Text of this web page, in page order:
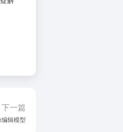
下一篇
辑模型